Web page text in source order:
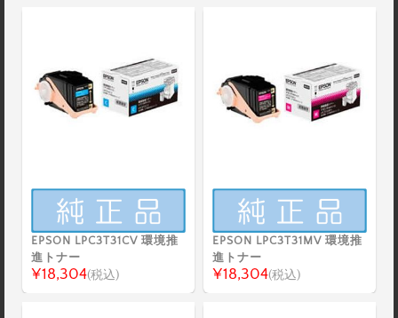
EPSON LPC3T31CV 環境推
進トナー
¥18,304(税込)
EPSON LPC3T31MV 環境推
進トナー
¥18,304(税込)